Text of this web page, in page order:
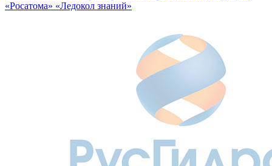
«Росатома» «Ледокол знаний»